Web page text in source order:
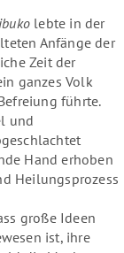
lebte in der
Anfänge der
Zeit der
ganzes Volk
führte.
und
Hand erhoben
Heilungsprozess
große Ideen
ist, ihre